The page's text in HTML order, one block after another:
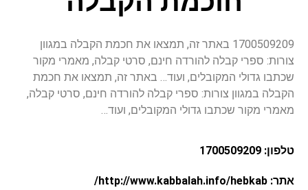
1700509209 באתר זה, תמצאו את חכמת הקבלה במגוון
צורות: ספרי קבלה להורדה חינם, סרטי קבלה, מאמרי מקור
שכתבו גדולי המקובלים, ועוד… באתר זה, תמצאו את חכמת
הקבלה במגוון צורות: ספרי קבלה להורדה חינם, סרטי קבלה,
מאמרי מקור שכתבו גדולי המקובלים, ועוד…
טלפון: 1700509209
אתר: http://www.kabbalah.info/hebkab/